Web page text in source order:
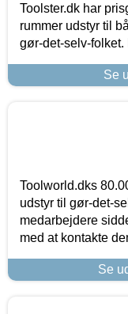
Toolster.dk har
rummer udstyr til
gør-det-selv-folket.
Se
Toolworld.dks
udstyr til gør-det-
medarbejdere
med at kontakte
Se